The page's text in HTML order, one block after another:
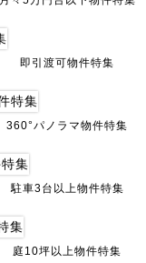
即引渡可物件特集
360°パノラマ物件特集
駐車3台以上物件特集
庭10坪以上物件特集